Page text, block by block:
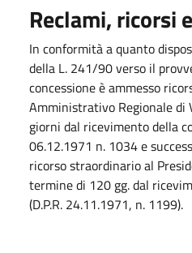
Reclami, ricorsi
In conformità a quanto
della L. 241/90 verso il
concessione è ammesso
Amministrativo Regionale di
giorni dal ricevimento della
06.12.1971 n. 1034 e
ricorso straordinario al
termine di 120 gg. dal
(D.P.R. 24.11.1971, n. 1199).